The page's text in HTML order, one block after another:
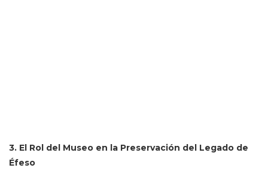
3. El Rol del Museo en la Preservación del Legado de
Éfeso